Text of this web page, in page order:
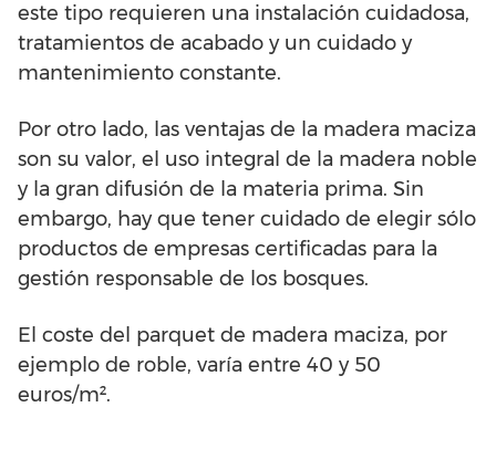
este tipo requieren una instalación cuidadosa,
tratamientos de acabado y un cuidado y
mantenimiento constante.
Por otro lado, las ventajas de la madera maciza
son su valor, el uso integral de la madera noble
y la gran difusión de la materia prima. Sin
embargo, hay que tener cuidado de elegir sólo
productos de empresas certificadas para la
gestión responsable de los bosques.
El coste del parquet de madera maciza, por
ejemplo de roble, varía entre 40 y 50
euros/m².